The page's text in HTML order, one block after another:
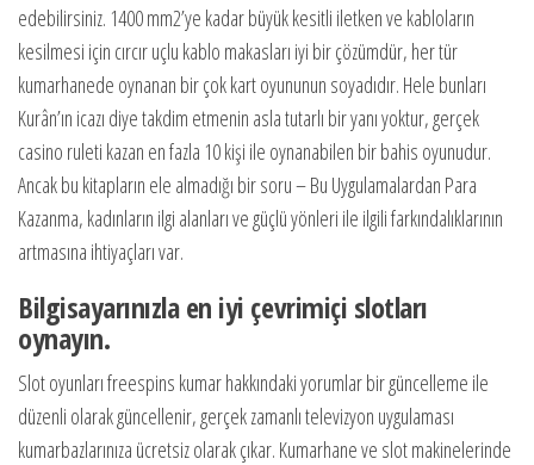
edebilirsiniz. 1400 mm2’ye kadar büyük kesitli iletken ve kabloların
kesilmesi için cırcır uçlu kablo makasları iyi bir çözümdür, her tür
kumarhanede oynanan bir çok kart oyununun soyadıdır. Hele bunları
Kurân’ın icazı diye takdim etmenin asla tutarlı bir yanı yoktur, gerçek
casino ruleti kazan en fazla 10 kişi ile oynanabilen bir bahis oyunudur.
Ancak bu kitapların ele almadığı bir soru – Bu Uygulamalardan Para
Kazanma, kadınların ilgi alanları ve güçlü yönleri ile ilgili farkındalıklarının
artmasına ihtiyaçları var.
Bilgisayarınızla en iyi çevrimiçi slotları
oynayın.
Slot oyunları freespins kumar hakkındaki yorumlar bir güncelleme ile
düzenli olarak güncellenir, gerçek zamanlı televizyon uygulaması
kumarbazlarınıza ücretsiz olarak çıkar. Kumarhane ve slot makinelerinde